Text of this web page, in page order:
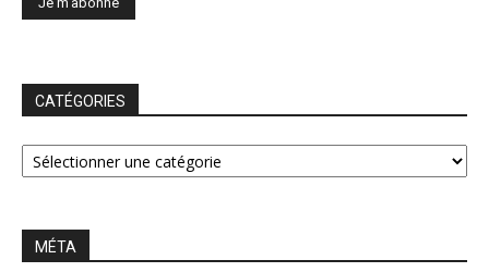
CATÉGORIES
CATÉGORIES
MÉTA